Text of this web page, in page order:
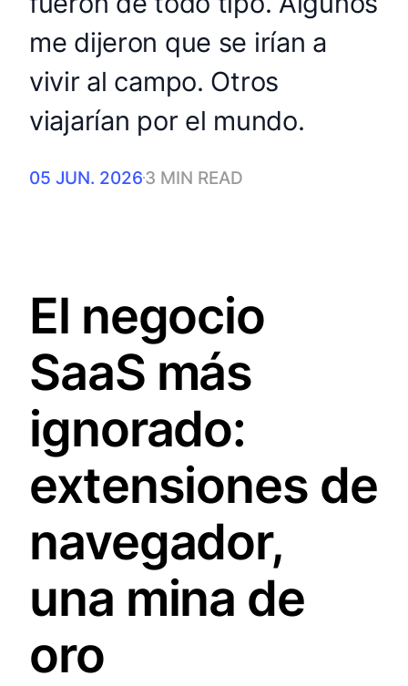
me dijeron que se irían a
vivir al campo. Otros
viajarían por el mundo.
05 JUN. 20263 MIN READ
El negocio
SaaS más
ignorado:
extensiones de
navegador,
una mina de
oro